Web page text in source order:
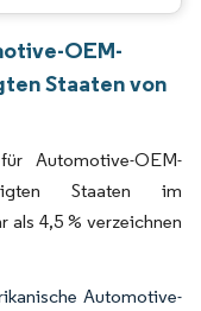
OEM-
Staaten von
Automotive-OEM-
Staaten im
als 4,5 % verzeichnen
Automotive-